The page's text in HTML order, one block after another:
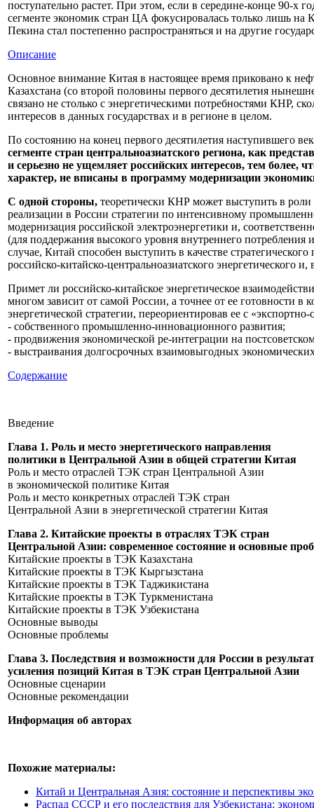
поступательно растет. При этом, если в середине-конце 90-х
сегменте экономик стран ЦА фокусировалась только лишь на
Пекина стал постепенно распространяться и на другие
Описание
Основное внимание Китая в настоящее время приковано к
Казахстана (со второй половины первого десятилетия
связано не столько с энергетическими потребностями КНР,
интересов в данных государствах и в регионе в целом.
По состоянию на конец первого десятилетия наступившего
сегменте стран центральноазиатского региона, как
и серьезно не ущемляет российских интересов, тем
характер, не вписаны в программу модернизации
С одной стороны, теоретически КНР может выступить в
реализации в России стратегии по интенсивному
модернизация российской электроэнергетики и,
(для поддержания высокого уровня внутреннего потребления
случае, Китай способен выступить в качестве
российско-китайско-центральноазиатского энергетического
Примет ли российско-китайское энергетическое
многом зависит от самой России, а точнее от ее готовности
энергетической стратегии, переориентировав ее с
- собственного промышленно-инновационного развития;
- продвижения экономической ре-интеграции на
- выстраивания долгосрочных взаимовыгодных
Содержание
Глава 1. Роль и место энергетического направления
политики в Центральной Азии в общей
Роль и место отраслей ТЭК стран
в экономической политике
Роль и место конкретных отраслей ТЭК стран
Центральной Азии в энергетической стратегии
Глава 2. Китайские проекты в отраслях ТЭК стран
Центральной Азии: современное состояние и
Китайские проекты в ТЭК
Китайские проекты в ТЭК
Китайские проекты в ТЭК
Китайские проекты в ТЭК
Китайские проекты в ТЭК
Основные
Основные
Глава 3. Последствия и возможности для России в
усиления позиций Китая в ТЭК стран
Основные
Основные
Информация об авторах
Похожие материалы:
Китай и Центральная Азия: состояние и перспективы
Распад СССР и его последствия для Узбекистана: